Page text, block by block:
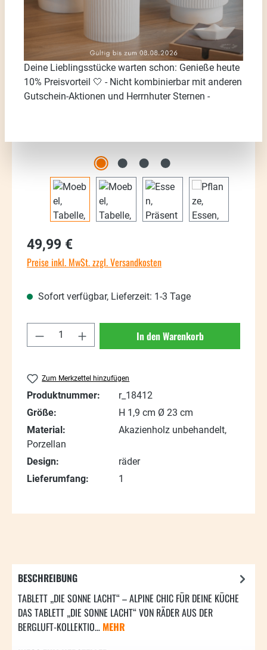
Bildergalerie überspringen
Regulärer Preis:
49,99 €
Preise inkl. MwSt. zzgl. Versandkosten
Sofort verfügbar, Lieferzeit: 1-3 Tage
Produkt Anzahl: Gib den gewünschten
In den Warenkorb
Zum Merkzettel hinzufügen
Produktnummer:
r_18412
Größe:
H 1,9 cm Ø 23 cm
Material:
Akazienholz unbehandelt,
Porzellan
Design:
räder
Lieferumfang:
1
BESCHREIBUNG
TABLETT „DIE SONNE LACHT“ – ALPINE CHIC FÜR DEINE KÜCHE
DAS TABLETT „DIE SONNE LACHT“ VON RÄDER AUS DER
BERGLUFT-KOLLEKTIO… MEHR
Deine Lieblingsstücke warten schon: Genieße heute
10% Preisvorteil 🤍 - Nicht kombinierbar mit anderen
Gutschein-Aktionen und Herrnhuter Sternen -